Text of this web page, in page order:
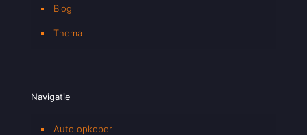
Blog
Thema
Navigatie
Auto opkoper